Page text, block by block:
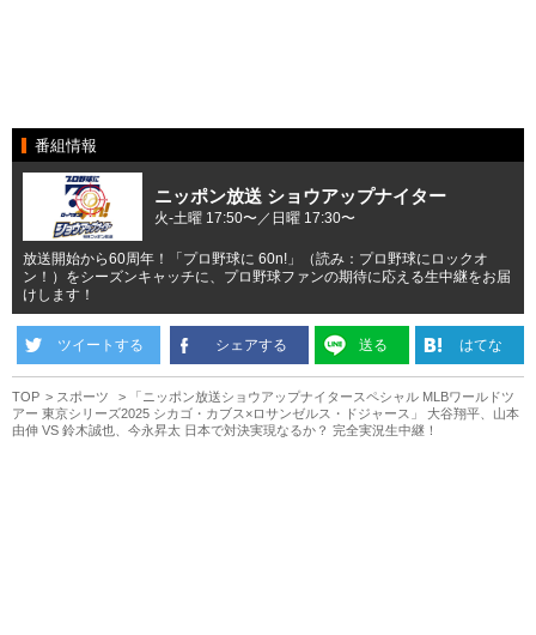
番組情報
ニッポン放送 ショウアップナイター
火-土曜 17:50〜／日曜 17:30〜
放送開始から60周年！「プロ野球に 60n!」（読み：プロ野球にロックオ
ン！）をシーズンキャッチに、プロ野球ファンの期待に応える生中継をお届
けします！
ツイートする シェアする 送る はてな
TOP スポーツ
「ニッポン放送ショウアップナイタースペシャル MLBワールドツ
アー 東京シリーズ2025 シカゴ・カブス×ロサンゼルス・ドジャース」 大谷翔平、山本
由伸 VS 鈴木誠也、今永昇太 日本で対決実現なるか？ 完全実況生中継！